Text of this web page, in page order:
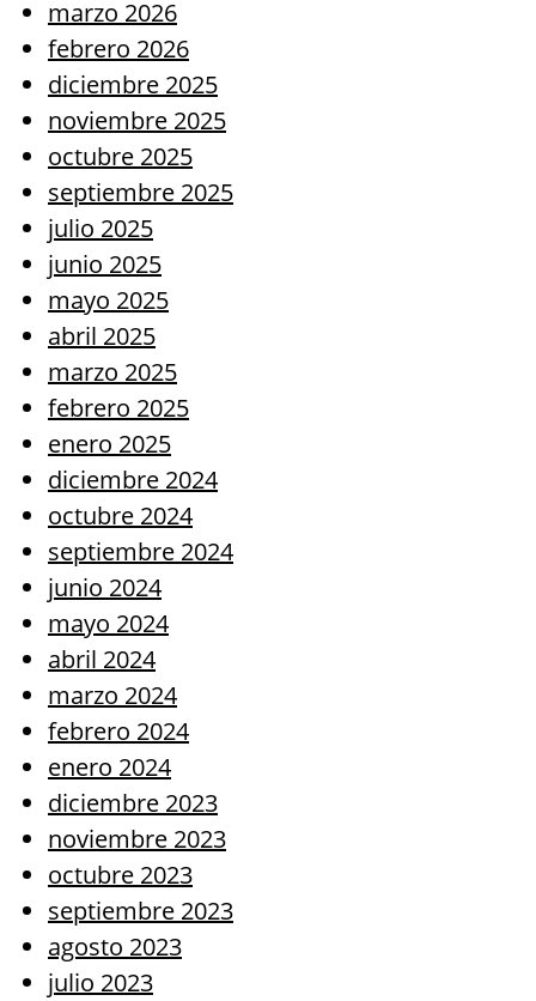
marzo 2026
febrero 2026
diciembre 2025
noviembre 2025
octubre 2025
septiembre 2025
julio 2025
junio 2025
mayo 2025
abril 2025
marzo 2025
febrero 2025
enero 2025
diciembre 2024
octubre 2024
septiembre 2024
junio 2024
mayo 2024
abril 2024
marzo 2024
febrero 2024
enero 2024
diciembre 2023
noviembre 2023
octubre 2023
septiembre 2023
agosto 2023
julio 2023